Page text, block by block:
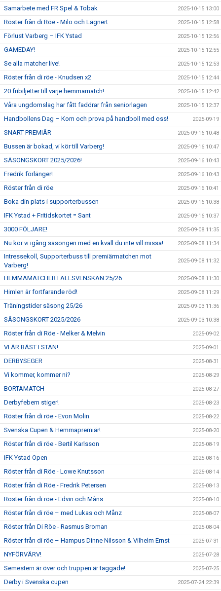
Samarbete med FR Spel & Tobak 2025-10-15 13:00
Röster från di Röe - Milo och Lägnert 2025-10-15 12:58
Förlust Varberg – IFK Ystad 2025-10-15 12:56
GAMEDAY! 2025-10-15 12:55
Se alla matcher live! 2025-10-15 12:53
Röster från di röe - Knudsen x2 2025-10-15 12:44
20 fribiljetter till varje hemmamatch! 2025-10-15 12:42
Våra ungdomslag har fått faddrar från seniorlagen 2025-10-15 12:37
Handbollens Dag – Kom och prova på handboll med oss! 2025-09-19
SNART PREMIÄR 2025-09-16 10:48
Bussen är bokad, vi kör till Varberg! 2025-09-16 10:47
SÄSONGSKORT 2025/2026! 2025-09-16 10:43
Fredrik förlänger! 2025-09-16 10:43
Röster från di röe 2025-09-16 10:41
Boka din plats i supporterbussen 2025-09-16 10:38
IFK Ystad + Fritidskortet = Sant 2025-09-16 10:37
3000 FÖLJARE! 2025-09-08 11:35
Nu kör vi igång säsongen med en kväll du inte vill missa! 2025-09-08 11:34
Intressekoll, Supporterbuss till premiärmatchen mot
Varberg!
2025-09-08 11:32
HEMMAMATCHER I ALLSVENSKAN 25/26 2025-09-08 11:30
Himlen är fortfarande röd! 2025-09-08 11:29
Träningstider säsong 25/26 2025-09-03 11:36
SÄSONGSKORT 2025/2026 2025-09-03 10:38
Röster från di Röe - Melker & Melvin 2025-09-02
VI ÄR BÄST I STAN! 2025-09-01
DERBYSEGER 2025-08-31
Vi kommer, kommer ni? 2025-08-29
BORTAMATCH 2025-08-27
Derbyfebern stiger! 2025-08-23
Röster från di röe - Evon Molin 2025-08-22
Svenska Cupen & Hemmapremiär! 2025-08-20
Röster från di röe - Bertil Karlsson 2025-08-19
IFK Ystad Open 2025-08-16
Röster från di Röe - Lowe Knutsson 2025-08-14
Röster från di Röe - Fredrik Petersen 2025-08-13
Röster från di röe - Edvin och Måns 2025-08-10
Röster från di röe – med Lukas och Månz 2025-08-07
Röster från Di Röe - Rasmus Broman 2025-08-04
Röster från di röe – Hampus Dinne Nilsson & Vilhelm Ernst 2025-07-31
NYFÖRVÄRV! 2025-07-28
Semestern är över och truppen är taggade! 2025-07-25
Derby i Svenska cupen 2025-07-24 22:39